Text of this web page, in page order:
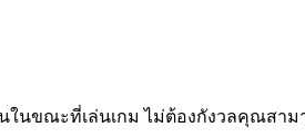
ในขณะที่เล่นเกม ไม่ต้องกังวลคุณสา